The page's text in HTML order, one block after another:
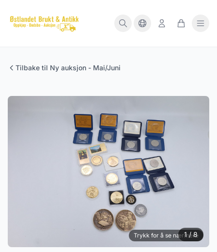
Tilbake til Ny auksjon - Mai/Juni
Trykk for å se nærmere
1 / 8